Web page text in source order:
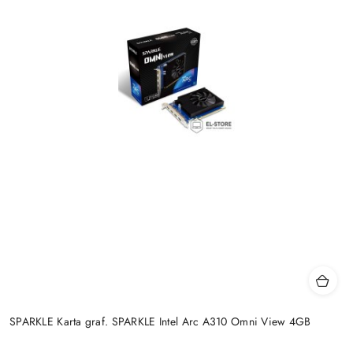
SPARKLE Karta graf. SPARKLE Intel Arc A310 Omni View 4GB